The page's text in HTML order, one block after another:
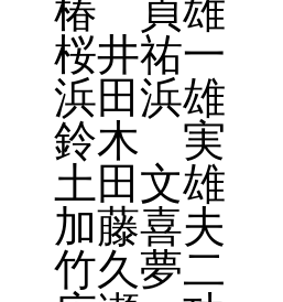
椿 貞雄 （
桜井祐一
浜田浜雄
鈴木 実 （
土田文雄
加藤喜夫
竹久夢二